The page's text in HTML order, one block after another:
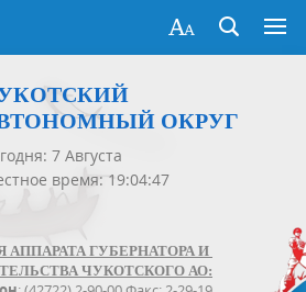
ОКРУГ
7 Августа
время: 19:04:47
АППАРАТА ГУБЕРНАТОРА И
ЧУКОТСКОГО АО: